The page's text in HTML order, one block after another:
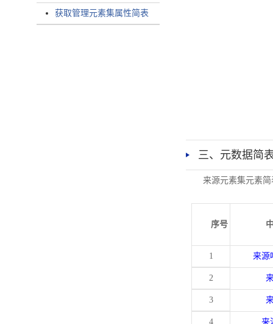
获取管理元素集属性简表
三、元数据简
来源元素集元素简
序号
1 来源
2
3
4 来